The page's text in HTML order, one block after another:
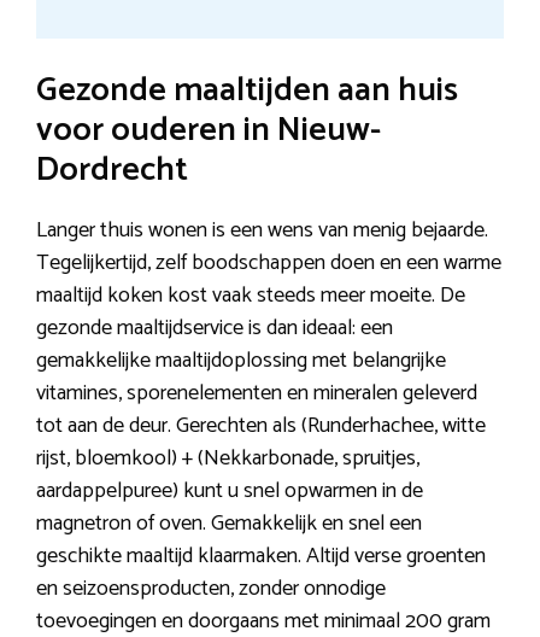
Gezonde maaltijden aan huis
voor ouderen in Nieuw-
Dordrecht
Langer thuis wonen is een wens van menig bejaarde.
Tegelijkertijd, zelf boodschappen doen en een warme
maaltijd koken kost vaak steeds meer moeite. De
gezonde maaltijdservice is dan ideaal: een
gemakkelijke maaltijdoplossing met belangrijke
vitamines, sporenelementen en mineralen geleverd
tot aan de deur. Gerechten als (Runderhachee, witte
rijst, bloemkool) + (Nekkarbonade, spruitjes,
aardappelpuree) kunt u snel opwarmen in de
magnetron of oven. Gemakkelijk en snel een
geschikte maaltijd klaarmaken. Altijd verse groenten
en seizoensproducten, zonder onnodige
toevoegingen en doorgaans met minimaal 200 gram